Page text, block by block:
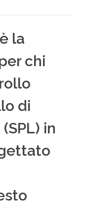
è la
chi
di
in